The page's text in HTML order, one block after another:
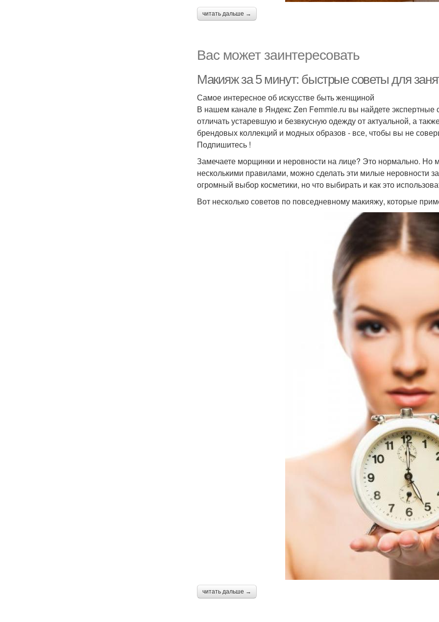
читать дальше →
Вас может заинтересовать
Макияж за 5 минут: быстрые советы для
Самое интересное об искусстве быть женщиной
В нашем канале в Яндекс Zen Femmie.ru вы найдете экспертные
отличать устаревшую и безвкусную одежду от актуальной, а
брендовых коллекций и модных образов - все, чтобы вы не
Подпишитесь !
Замечаете морщинки и неровности на лице? Это нормально. Но
несколькими правилами, можно сделать эти милые неровности
огромный выбор косметики, но что выбирать и как это
Вот несколько советов по повседневному макияжу, которые
читать дальше →